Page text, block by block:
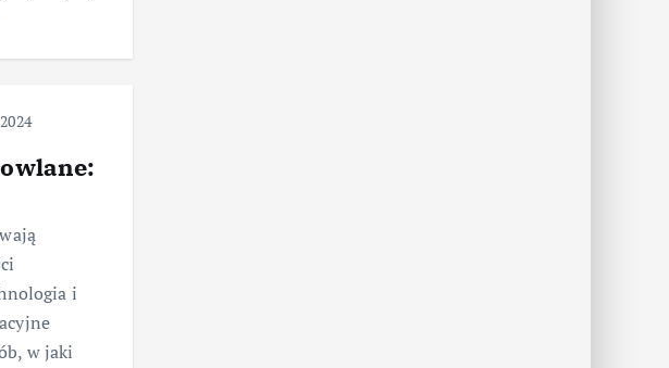
i
w jaki